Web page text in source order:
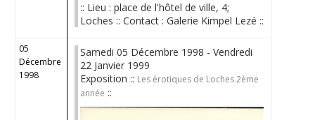
:: Lieu : place de l'hôtel de ville, 4;
Loches :: Contact : Galerie Kimpel Lezé ::
05
Décembre
1998
Samedi 05 Décembre 1998 - Vendredi
22 Janvier 1999
Exposition :: Les érotiques de Loches 2ème
année ::